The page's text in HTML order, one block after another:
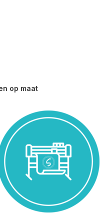
op maat